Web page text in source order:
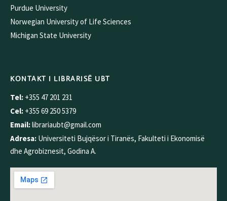
Purdue University
Norwegian University of Life Sciences
Michigan State University
KONTAKT I LIBRARISË UBT
Tel: +355 47 201 231
Cel: +355 69 250 5379
Email:librariaubt@gmail.com
Adresa: Universiteti Bujqësor i Tiranës, Fakulteti i Ekonomisë
dhe Agrobiznesit, Godina A.